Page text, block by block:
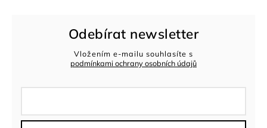
Odebírat newsletter
Vložením e-mailu souhlasíte s
podmínkami ochrany osobních údajů